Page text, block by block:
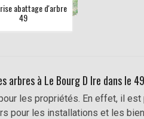
abattage d'arbre
49
arbres à Le Bourg D Ire dans le
les propriétés. En effet, il
pour les installations et les